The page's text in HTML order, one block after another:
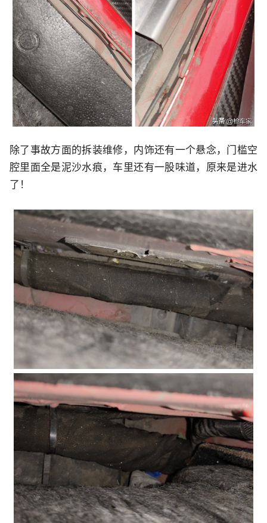
除了事故方面的拆装维修，内饰还有一个悬念，门槛空
腔里面全是泥沙水痕，车里还有一股味道，原来是进水
了！